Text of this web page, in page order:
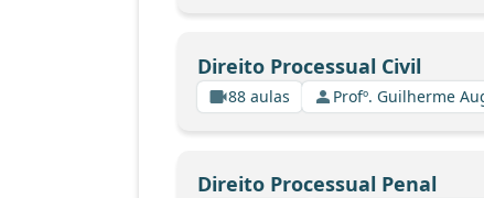
Direito Processual Civil
88 aulas Profº. Guilherme
Direito Processual Penal